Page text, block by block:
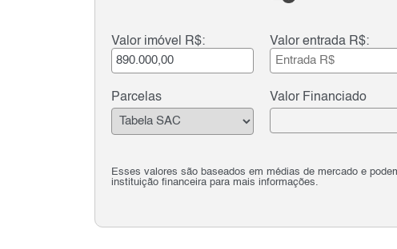
Valor imóvel R$: Valor entrada R$:
Parcelas Valor Financiado
Esses valores são baseados em médias de mercado e
instituição financeira para mais informações.